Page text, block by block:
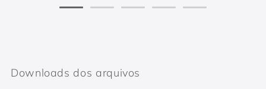
Downloads dos arquivos